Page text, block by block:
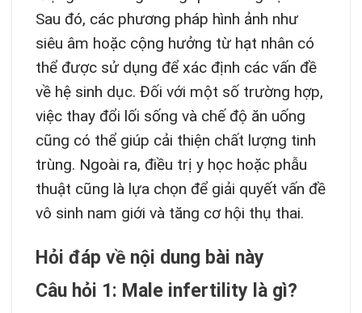
Sau đó, các phương pháp hình ảnh như
siêu âm hoặc cộng hưởng từ hạt nhân có
thể được sử dụng để xác định các vấn đề
về hệ sinh dục. Đối với một số trường hợp,
việc thay đổi lối sống và chế độ ăn uống
cũng có thể giúp cải thiện chất lượng tinh
trùng. Ngoài ra, điều trị y học hoặc phẫu
thuật cũng là lựa chọn để giải quyết vấn đề
vô sinh nam giới và tăng cơ hội thụ thai.
Hỏi đáp về nội dung bài này
Câu hỏi 1: Male infertility là gì?